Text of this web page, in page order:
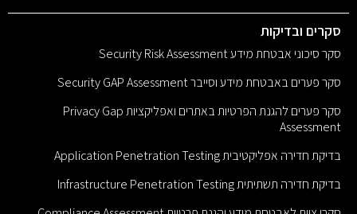
סקרים ובדיקות
סקר סיכוני אבטחת מידע Security Risk Assessment
סקר פערים באבטחת מידע וסייבר Security GAP Assessment
סקר פערים להגנת הפרטיות באתרים ואפליקציות Privacy Gap
Assessment
בדיקת חדירה אפליקטיבית Application Penetration Testing
בדיקת חדירה תשתיתית Infrastructure Penetration Testing